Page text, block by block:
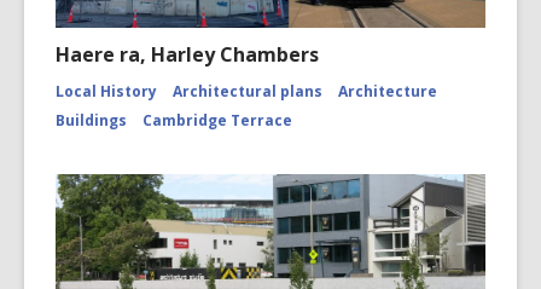
Haere ra, Harley Chambers
Local History Architectural plans
Architecture
Buildings
Cambridge Terrace